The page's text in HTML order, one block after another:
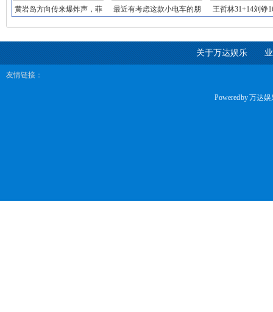
黄岩岛方向传来爆炸声，菲
最近有考虑这款小电车的朋
王哲林31+14刘铮
关于万达娱乐
友情链接：
Powered by万达娱